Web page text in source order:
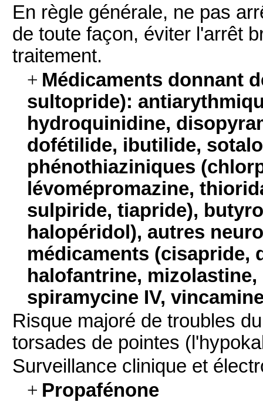
En règle générale, ne pas
de toute façon, éviter l'arrêt
traitement.
+ Médicaments donnant
sultopride):
hydroquinidine,
dofétilide, ibutilide,
phénothiaziniques
lévomépromazine,
sulpiride, tiapride),
halopéridol), autres
médicaments (cisapride,
halofantrine,
spiramycine IV,
Risque majoré de troubles
torsades de pointes
Surveillance clinique et
+ Propafénone